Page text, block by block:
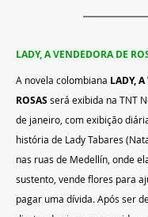
LADY, A VENDEDORA DE
A novela colombiana LADY,
ROSAS será exibida na TNT
de janeiro, com exibição
história de Lady Tabares
nas ruas de Medellín, onde
sustento, vende flores para
pagar uma dívida. Após ser